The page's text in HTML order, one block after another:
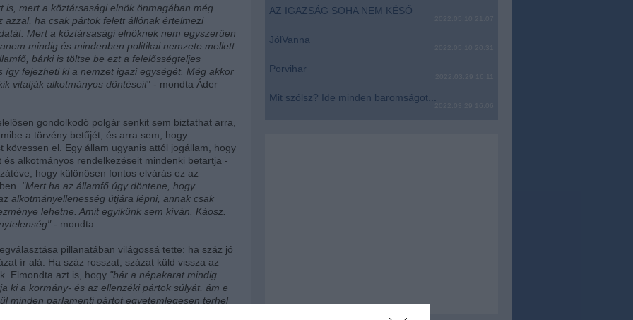
is, mert a köztársasági elnök önmagában még
azzal, ha csak pártok felett állónak értelmezi
Mert a köztársasági elnöknek nem egyszerűen
mindig és mindenben politikai nemzete mellett
bárki is töltse be ezt a felelősségteljes
így fejezheti ki a nemzet igazi egységét. Még akkor
vitatják alkotmányos döntéseit" - mondta Áder
gondolkodó polgár senkit sem biztathat arra,
a törvény betűjét, és arra sem, hogy
kövessen el. Egy állam ugyanis attól jogállam, hogy
és alkotmányos rendelkezéseit mindenki betartja -
hogy különösen fontos elvárás ez az
"Mert ha az államfő úgy döntene, hogy
alkotmányellenesség útjára lépni, annak csak
lehetne. Amit egyikünk sem kíván. Káosz.
- mondta.
pillanatában világossá tette: ha száz jó
ír alá. Ha száz rosszat, százat küld vissza az
Elmondta azt is, hogy "bár a népakarat mindig
ki a kormány- és az ellenzéki pártok súlyát, ám e
minden parlamenti pártot egyetemlegesen terhel
AZ IGAZSÁG SOHA NEM KÉSŐ
JólVanna
Porvihar
Mit szólsz? Ide minden baromságot...